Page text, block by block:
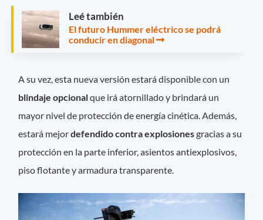
Leé también
El futuro Hummer eléctrico se podrá
conducir en diagonal
A su vez, esta nueva versión estará disponible con un
blindaje opcionalque irá atornillado y brindará un
mayor nivel de protección de energía cinética. Además,
estará mejordefendido contra explosionesgracias a su
protección en la parte inferior, asientos antiexplosivos,
piso flotante y armadura transparente.